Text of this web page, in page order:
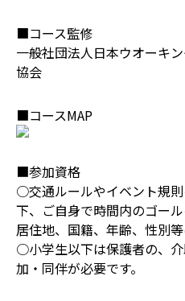
■コース監修
一般社団法人日本ウオーキ
協会
■コースMAP
■参加資格
○交通ルールやイベント規
下、ご自身で時間内のゴール
居住地、国籍、年齢、性別等
○小学生以下は保護者の、
加・同伴が必要です。